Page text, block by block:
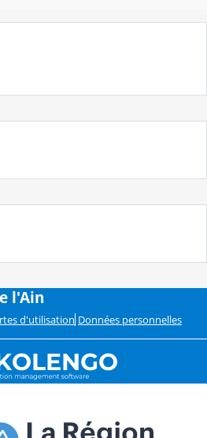
l'Ain
d'utilisation Données personnelles